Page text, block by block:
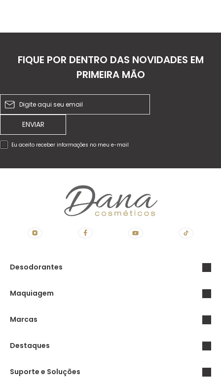
FIQUE POR DENTRO DAS NOVIDADES EM
PRIMEIRA MÃO
ENVIAR
Eu aceito receber informações no meu e-mail
Desodorantes
Maquiagem
Marcas
Destaques
Suporte e Soluções